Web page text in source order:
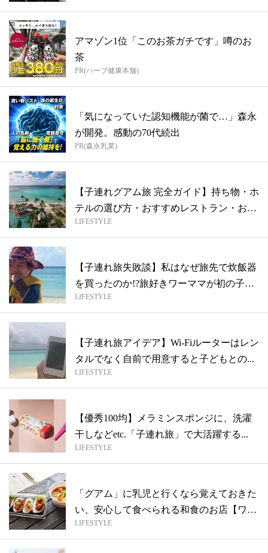
アマゾン1位「このお茶ガチです」噂のお
茶
PR(ハーブ健康本舗)
「気になっていた認知機能が菌で…」森永
が開発。感動の70代続出
PR(森永乳業)
【子連れグアム旅 完全ガイド】持ち物・ホ
テルの選び方・おすすめレストラン・お土
産...
LIFESTYLE
【子連れ旅失敗談】私はなぜ旅先で炊飯器
を買ったのか!?旅好きワーママが初の子連
れ...
LIFESTYLE
【子連れ旅アイデア】Wi-Fiルーターはレン
タルでなく自前で用意すると子どもとの...
LIFESTYLE
【優秀100均】メラミンスポンジに、洗濯
干しなどetc.「子連れ旅」で大活躍する...
LIFESTYLE
「グアム」に乳児と行くなら覚えておきた
い、安心して食べられる和食のお店【ワー
ママ...
LIFESTYLE